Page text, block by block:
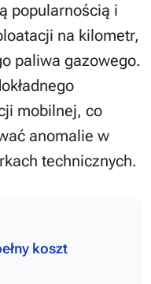
popularnością i
na kilometr,
paliwa gazowego.
mobilnej, co
anomalie w
technicznych.
koszt